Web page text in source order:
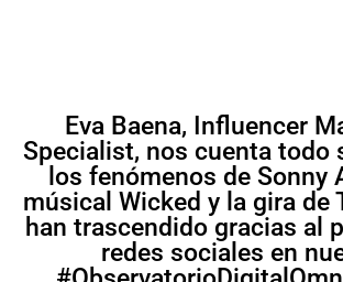
Eva Baena, Influencer
Specialist, nos cuenta todo
los fenómenos de Sonny
músical Wicked y la gira de
han trascendido gracias al
redes sociales en